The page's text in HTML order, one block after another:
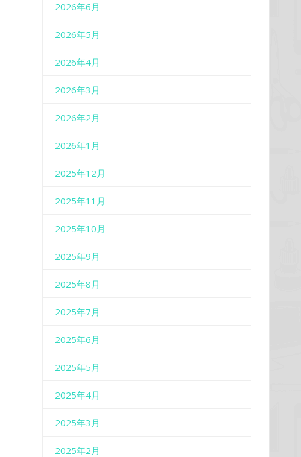
2026年6月
2026年5月
2026年4月
2026年3月
2026年2月
2026年1月
2025年12月
2025年11月
2025年10月
2025年9月
2025年8月
2025年7月
2025年6月
2025年5月
2025年4月
2025年3月
2025年2月